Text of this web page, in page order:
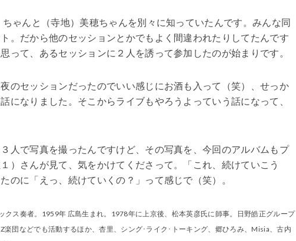
ゃんと（寺地）美穂ちゃんを別々に知っていたんです。みんな同
。だから他のセッションとかでもよく間違われたりしてたんです
って、あるセッションに２人を誘って参加したのが始まりです。
セッションだったのでいい感じにお酒も入って（笑）、せっか
になりました。そこからライブもやろうよっていう話になって、
で写真を撮ったんですけど、その写真を、今回のアルバムもプ
）さんが見て、気をかけてくださって。「これ、続けていこう
のに「えっ、続けていくの？」って感じで（笑）。
クス奏者。1959年 広島生まれ。1978年に上京後、松本英彦氏に師事。日野皓正グループ
楽団などでも活動するほか、杏里、シング･ライク･トーキング、郷ひろみ、Misia、古内